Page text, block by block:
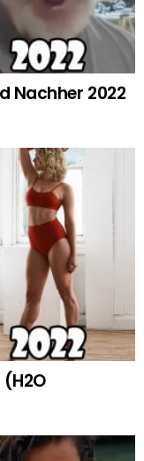
Nachher 2022